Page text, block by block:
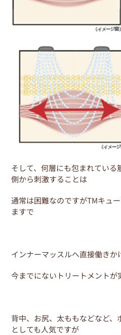
そして、何層にも包まれてい
側から刺激することは
通常は困難なのですがTMキュ
ますで
インナーマッスルへ直接働きか
今までにないトリートメントが
背中、お尻、太ももなどなど、
としても人気ですが